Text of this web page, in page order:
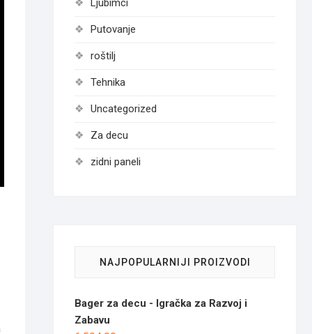
Ljubimci
Putovanje
roštilj
Tehnika
Uncategorized
Za decu
zidni paneli
NAJPOPULARNIJI PROIZVODI
Bager za decu - Igračka za Razvoj i
Zabavu